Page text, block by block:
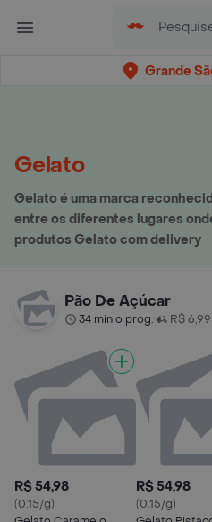
Grande
Gelato
Gelato é uma marca
entre os diferentes lugares
produtos Gelato com delivery
Pão De Açúcar
34 min o prog.• R$ 6,99
R$ 54,98
(0.15/g)
R$ 54,98
(0.15/g)